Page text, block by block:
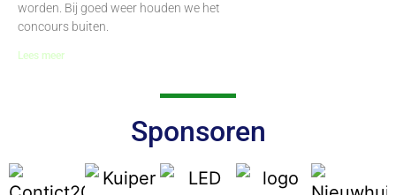
worden. Bij goed weer houden we het
concours buiten.
Lees meer
Sponsoren